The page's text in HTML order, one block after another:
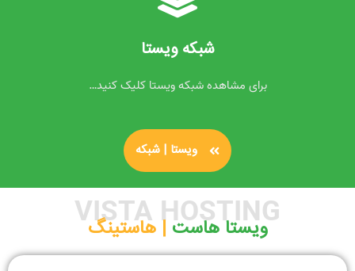
شبکه ویستا
برای مشاهده شبکه ویستا کلیک کنید…
ویستا | شبکه
VISTA HOSTING
ویستا هاست ‌ | هاستینگ